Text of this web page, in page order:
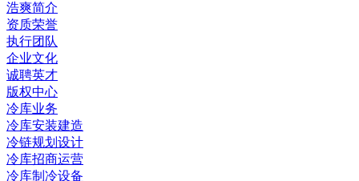
浩爽简介
资质荣誉
执行团队
企业文化
诚聘英才
版权中心
冷库业务
冷库安装建造
冷链规划设计
冷库招商运营
冷库制冷设备